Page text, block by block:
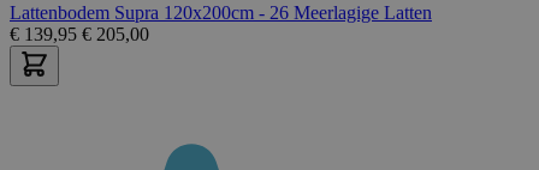
Lattenbodem Supra 120x200cm - 26 Meerlagige Latten
€ 139,95 € 205,00